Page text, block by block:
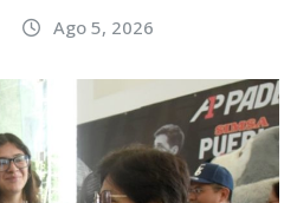
Ago 5, 2026